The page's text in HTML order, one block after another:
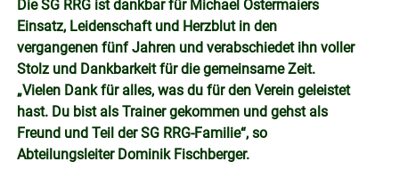
Die SG RRG ist dankbar für Michael Ostermaiers
Einsatz, Leidenschaft und Herzblut in den
vergangenen fünf Jahren und verabschiedet ihn voller
Stolz und Dankbarkeit für die gemeinsame Zeit.
„Vielen Dank für alles, was du für den Verein geleistet
hast. Du bist als Trainer gekommen und gehst als
Freund und Teil der SG RRG-Familie“, so
Abteilungsleiter Dominik Fischberger.